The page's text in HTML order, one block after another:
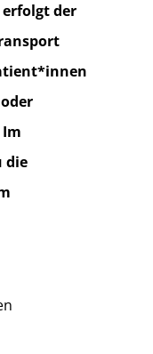
der
die